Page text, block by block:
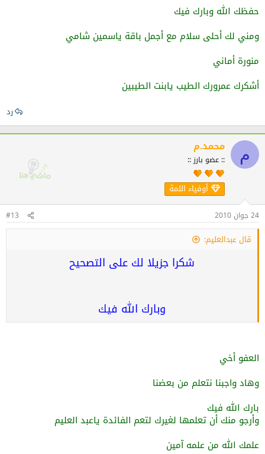
حفظك الله وبارك فيك
ومني لك أحلى سلام مع أجمل باقة ياسمين شامي
منورة أماني
أشكرك عمرورك الطيب يابنت الطيبين
رد
م محمد.م
:: عضو بارز ::
أوفياء اللمة
24 جوان 2010 #13
قال عبدالعليم:
شكرا جزيلا لك على التصحيح
وبارك الله فيك
العفو أخي
وهاد واجبنا نتعلم من بعضنا
بارك الله فيك
وأرجو منك أن تعلمها لغيرك لتعم الفائدة ياعبد العليم
علمك الله من علمه آمين